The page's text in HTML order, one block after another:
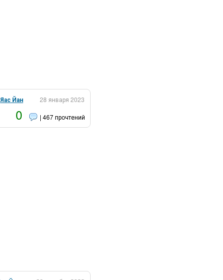
Яас Йан 28 января 2023
0 | 467 прочтений